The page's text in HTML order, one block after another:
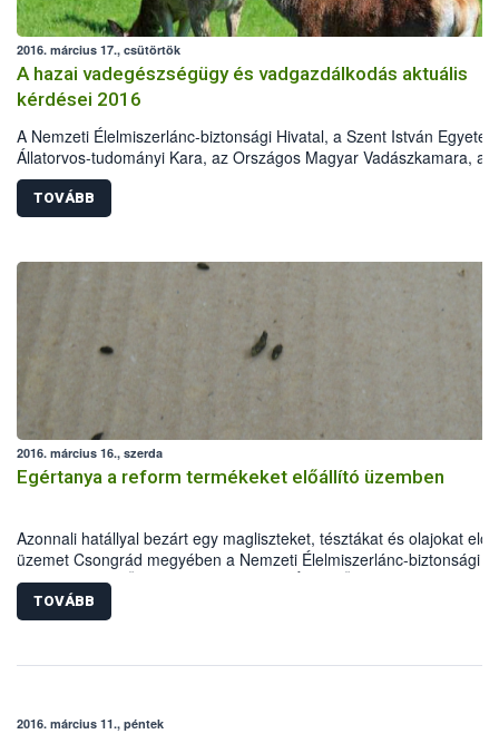
2016. március 17., csütörtök
A hazai vadegészségügy és vadgazdálkodás aktuális
kérdései 2016
A Nemzeti Élelmiszerlánc-biztonsági Hivatal, a Szent István Egyetem
Állatorvos-tudományi Kara, az Országos Magyar Vadászkamara, az
Országos Magyar Vadászati Védegylet, a Magyar Tudományos
Akadémia Erdészeti Tudományos Bizottság Vadgazdálkodási
Albizottsága és a Földművelésügyi Minisztérium Élelmiszerlánc-
vadgazdálkodás aktuális kérdései 2016„ címmel konferenciát
2016. április 5-ére. A rendezvény helyszíne a Szent István Egyetem
Állatorvos-tudományi Karának Aulája. Az előadásokat a
vadegészségügy, vadgazdálkodás, állategészségügy, valamint a
vadászati igazgatás területén dolgozó szakemberek tartják az
tervezett témakörökben:
TOVÁBB
2016. március 16., szerda
Egértanya a reform termékeket előállító üzemben
Azonnali hatállyal bezárt egy magliszteket, tésztákat és olajokat
üzemet Csongrád megyében a Nemzeti Élelmiszerlánc-biztonsági
Hivatal Kiemelt Ügyek Igazgatósága (NÉBIH KÜI). A szakemberek
ellenőrzés során egereket találtak az alapanyagraktárban, emellett a
nyomonkövethetőséggel és a dokumentációval is gondok voltak. Az
vontak ki a forgalomból. A KÜI kötelezte az élelmiszer-vállalkozót a
TOVÁBB
2016. március 11., péntek